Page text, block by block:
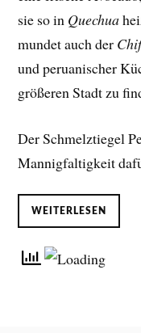
sie so in Quechua
mundet auch der
und peruanischer
größeren Stadt zu
Der Schmelztiegel
Mannigfaltigkeit
WEITERLESEN